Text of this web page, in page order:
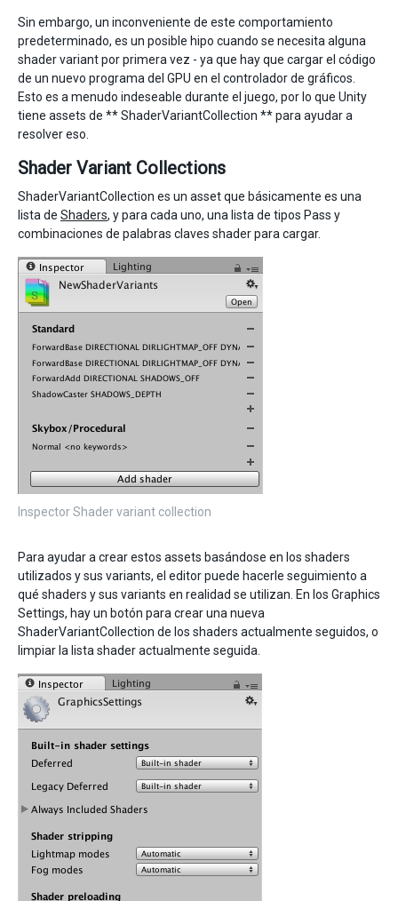
Sin embargo, un inconveniente de este comportamiento
predeterminado, es un posible hipo cuando se necesita alguna
shader variant por primera vez - ya que hay que cargar el código
de un nuevo programa del GPU en el controlador de gráficos.
Esto es a menudo indeseable durante el juego, por lo que Unity
tiene assets de ** ShaderVariantCollection ** para ayudar a
resolver eso.
Shader Variant Collections
ShaderVariantCollection es un asset que básicamente es una
lista de Shaders, y para cada uno, una lista de tipos Pass y
combinaciones de palabras claves shader para cargar.
Inspector Shader variant collection
Para ayudar a crear estos assets basándose en los shaders
utilizados y sus variants, el editor puede hacerle seguimiento a
qué shaders y sus variants en realidad se utilizan. En los Graphics
Settings, hay un botón para crear una nueva
ShaderVariantCollection de los shaders actualmente seguidos, o
limpiar la lista shader actualmente seguida.